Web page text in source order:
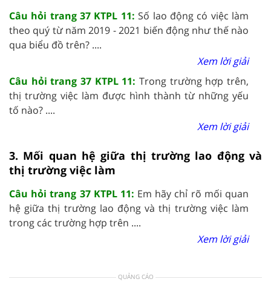
Câu hỏi trang 37 KTPL 11: Số lao động có việc làm
theo quý từ năm 2019 - 2021 biến động như thế nào
qua biểu đồ trên? ....
Xem lời giải
Câu hỏi trang 37 KTPL 11: Trong trường hợp trên,
thị trường việc làm được hình thành từ những yếu
tố nào? ....
Xem lời giải
3. Mối quan hệ giữa thị trường lao động và
thị trường việc làm
Câu hỏi trang 37 KTPL 11: Em hãy chỉ rõ mối quan
hệ giữa thị trường lao động và thị trường việc làm
trong các trường hợp trên ....
Xem lời giải
QUẢNG CÁO